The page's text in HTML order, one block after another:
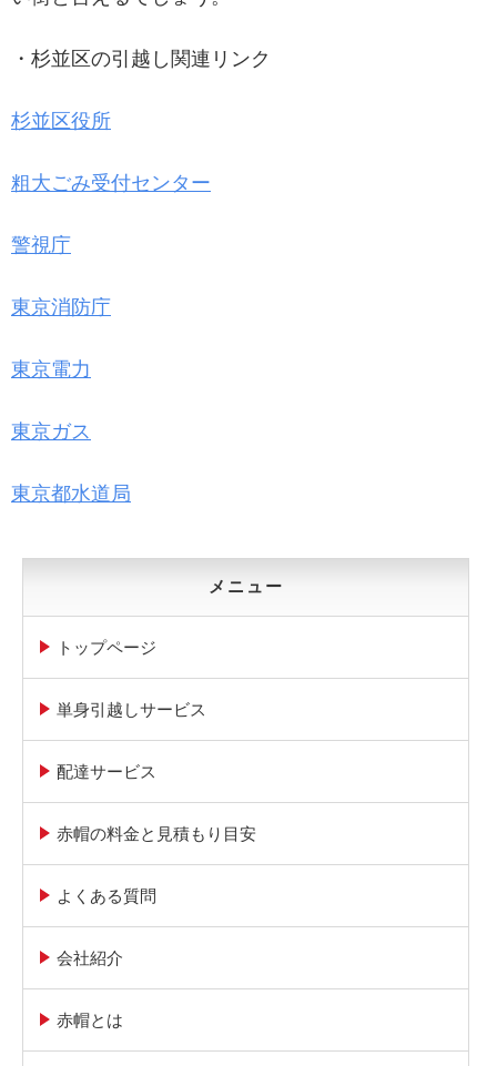
・杉並区の引越し関連リンク
杉並区役所
粗大ごみ受付センター
警視庁
東京消防庁
東京電力
東京ガス
東京都水道局
メニュー
トップページ
単身引越しサービス
配達サービス
赤帽の料金と見積もり目安
よくある質問
会社紹介
赤帽とは